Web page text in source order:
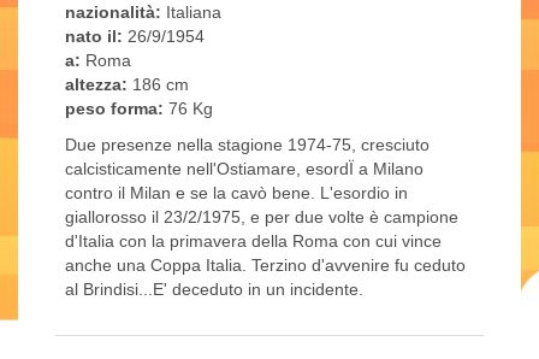
nazionalità: Italiana
nato il: 26/9/1954
a: Roma
altezza: 186 cm
peso forma: 76 Kg
Due presenze nella stagione 1974-75, cresciuto
calcisticamente nell'Ostiamare, esordÏ a Milano
contro il Milan e se la cavò bene. L'esordio in
giallorosso il 23/2/1975, e per due volte è campione
d'Italia con la primavera della Roma con cui vince
anche una Coppa Italia. Terzino d'avvenire fu ceduto
al Brindisi...E' deceduto in un incidente.